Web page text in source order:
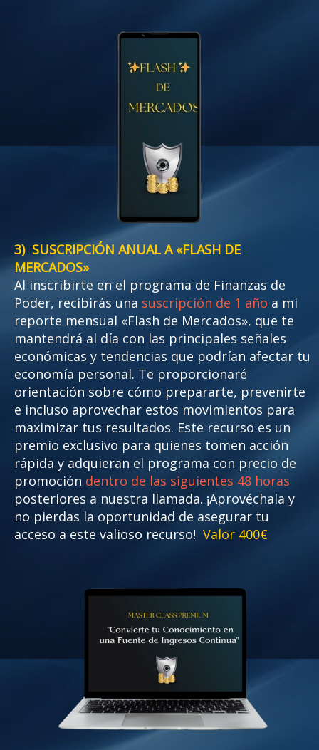
3) SUSCRIPCIÓN ANUAL A «FLASH DE
MERCADOS»
Al inscribirte en el programa de Finanzas de
Poder, recibirás una suscripción de 1 año a mi
reporte mensual «Flash de Mercados», que te
mantendrá al día con las principales señales
económicas y tendencias que podrían afectar tu
economía personal. Te proporcionaré
orientación sobre cómo prepararte, prevenirte
e incluso aprovechar estos movimientos para
maximizar tus resultados. Este recurso es un
premio exclusivo para quienes tomen acción
rápida y adquieran el programa con precio de
promoción dentro de las siguientes 48 horas
posteriores a nuestra llamada. ¡Aprovéchala y
no pierdas la oportunidad de asegurar tu
acceso a este valioso recurso! Valor 400€